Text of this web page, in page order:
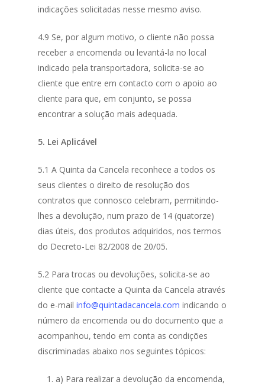
indicações solicitadas nesse mesmo aviso.
4.9 Se, por algum motivo, o cliente não possa
receber a encomenda ou levantá-la no local
indicado pela transportadora, solicita-se ao
cliente que entre em contacto com o apoio ao
cliente para que, em conjunto, se possa
encontrar a solução mais adequada.
5. Lei Aplicável
5.1 A Quinta da Cancela reconhece a todos os
seus clientes o direito de resolução dos
contratos que connosco celebram, permitindo-
lhes a devolução, num prazo de 14 (quatorze)
dias úteis, dos produtos adquiridos, nos termos
do Decreto-Lei 82/2008 de 20/05.
5.2 Para trocas ou devoluções, solicita-se ao
cliente que contacte a Quinta da Cancela através
do e-mailinfo@quintadacancela.com indicando o
número da encomenda ou do documento que a
acompanhou, tendo em conta as condições
discriminadas abaixo nos seguintes tópicos:
a) Para realizar a devolução da encomenda,